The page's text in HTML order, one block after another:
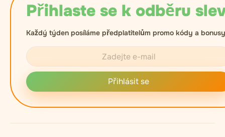
Přihlaste se k odběru
Každý týden posíláme předplatitelům promo kódy a
Přihlásit se